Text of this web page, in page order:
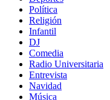
Política
Religión
Infantil
DJ
Comedia
Radio Universitaria
Entrevista
Navidad
Música